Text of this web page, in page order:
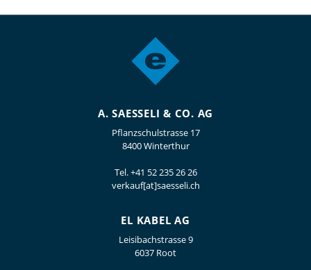
A. SAESSELI & CO. AG
Pflanzschulstrasse 17
8400 Winterthur
Tel.+41 52 235 26 26
verkauf[at]saesseli.ch
EL KABEL AG
Leisibachstrasse 9
6037 Root